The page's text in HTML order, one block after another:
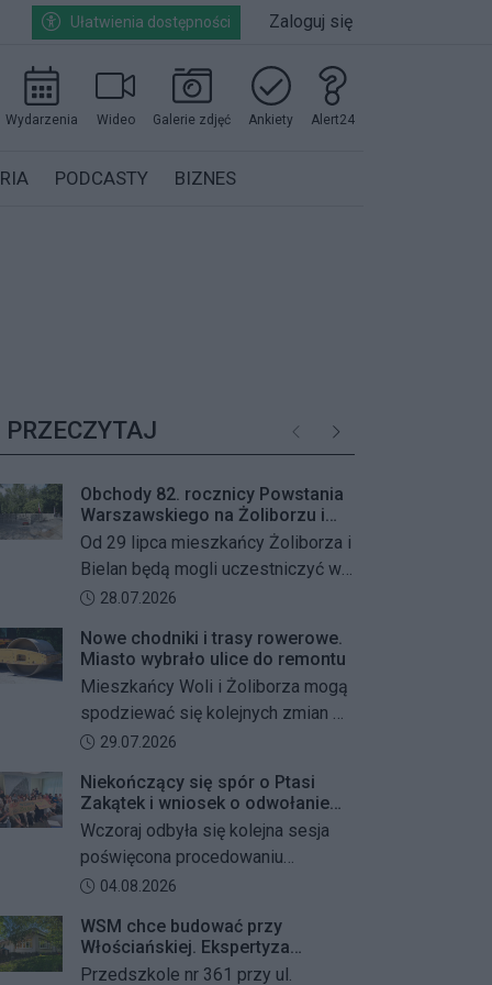
Ułatwienia dostępności Zaloguj się
Wydarzenia Wideo Galerie zdjęć Ankiety Alert24
PODCASTY BIZNES
PRZECZYTAJ PoprzednieNastępne
Obchody 82. rocznicy Powstania
Warszawskiego na Żoliborzu i
Bielanach
Od 29 lipca mieszkańcy Żoliborza i
Bielan będą mogli uczestniczyć w
szeregu kolejnych wydarzeń
Powstania Warszawskiego oraz
żołnierzy Armii Krajowej Obwodu
„Żywiciel”. W programie znalazły
się akcje porządkowania miejsc
pamięci, uroczystości patriotyczne,
spotkania z powstańcami oraz
wspólne oddanie hołdu bohaterom
Data dodania artykułu:
28.07.2026
Nowe chodniki i trasy rowerowe.
Miasto wybrało ulice do remontu
Mieszkańcy Woli i Żoliborza mogą
spodziewać się kolejnych zmian w
miejskiej przestrzeni. Warszawa
dróg dla rowerów na kilku ważnych
ulicach obu dzielnic. Wykonawcy
mają zostać wybrani w przetargu, a
wszystkie prace mają zakończyć
się jeszcze w tym roku.
Data dodania artykułu:
29.07.2026
Niekończący się spór o Ptasi
Zakątek i wniosek o odwołanie
przewodniczącego Rady
Dzielnicy
Wczoraj odbyła się kolejna sesja
poświęcona procedowaniu
obywatelskiego projektu uchwały
zaniechania budowy zespołu
przedszkolno-żłobkowego przy ul.
Data dodania artykułu:
04.08.2026
WSM chce budować przy
Włościańskiej. Ekspertyza
wykazała problemy z gruntem
Przedszkole nr 361 przy ul.